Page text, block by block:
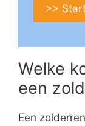
>>
Welke
een
Een